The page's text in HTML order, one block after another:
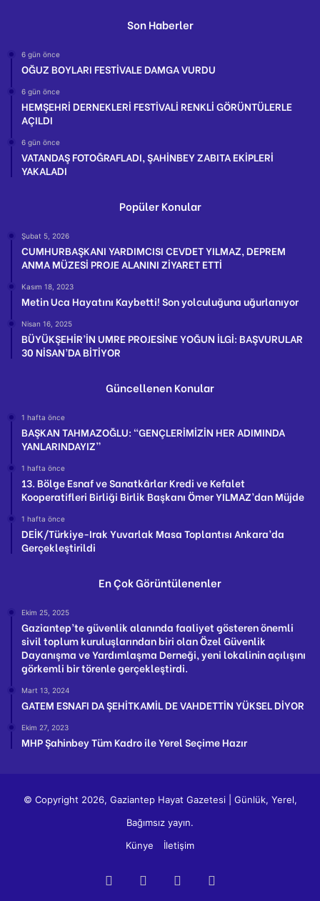
Son Haberler
6 gün önce
OĞUZ BOYLARI FESTİVALE DAMGA VURDU
6 gün önce
HEMŞEHRİ DERNEKLERİ FESTİVALİ RENKLİ GÖRÜNTÜLERLE
AÇILDI
6 gün önce
VATANDAŞ FOTOĞRAFLADI, ŞAHİNBEY ZABITA EKİPLERİ
YAKALADI
Popüler Konular
Şubat 5, 2026
CUMHURBAŞKANI YARDIMCISI CEVDET YILMAZ, DEPREM
ANMA MÜZESİ PROJE ALANINI ZİYARET ETTİ
Kasım 18, 2023
Metin Uca Hayatını Kaybetti! Son yolculuğuna uğurlanıyor
Nisan 16, 2025
BÜYÜKŞEHİR’İN UMRE PROJESİNE YOĞUN İLGİ: BAŞVURULAR
30 NİSAN’DA BİTİYOR
Güncellenen Konular
1 hafta önce
BAŞKAN TAHMAZOĞLU: “GENÇLERİMİZİN HER ADIMINDA
YANLARINDAYIZ”
1 hafta önce
13. Bölge Esnaf ve Sanatkârlar Kredi ve Kefalet
Kooperatifleri Birliği Birlik Başkanı Ömer YILMAZ’dan Müjde
1 hafta önce
DEİK/Türkiye-Irak Yuvarlak Masa Toplantısı Ankara’da
Gerçekleştirildi
En Çok Görüntülenenler
Ekim 25, 2025
Gaziantep’te güvenlik alanında faaliyet gösteren önemli
sivil toplum kuruluşlarından biri olan Özel Güvenlik
Dayanışma ve Yardımlaşma Derneği, yeni lokalinin açılışını
görkemli bir törenle gerçekleştirdi.
Mart 13, 2024
GATEM ESNAFI DA ŞEHİTKAMİL DE VAHDETTİN YÜKSEL DİYOR
Ekim 27, 2023
MHP Şahinbey Tüm Kadro ile Yerel Seçime Hazır
© Copyright 2026, Gaziantep Hayat Gazetesi | Günlük, Yerel,
Bağımsız yayın.
Künye
İletişim
FacebookTwitter YouTube